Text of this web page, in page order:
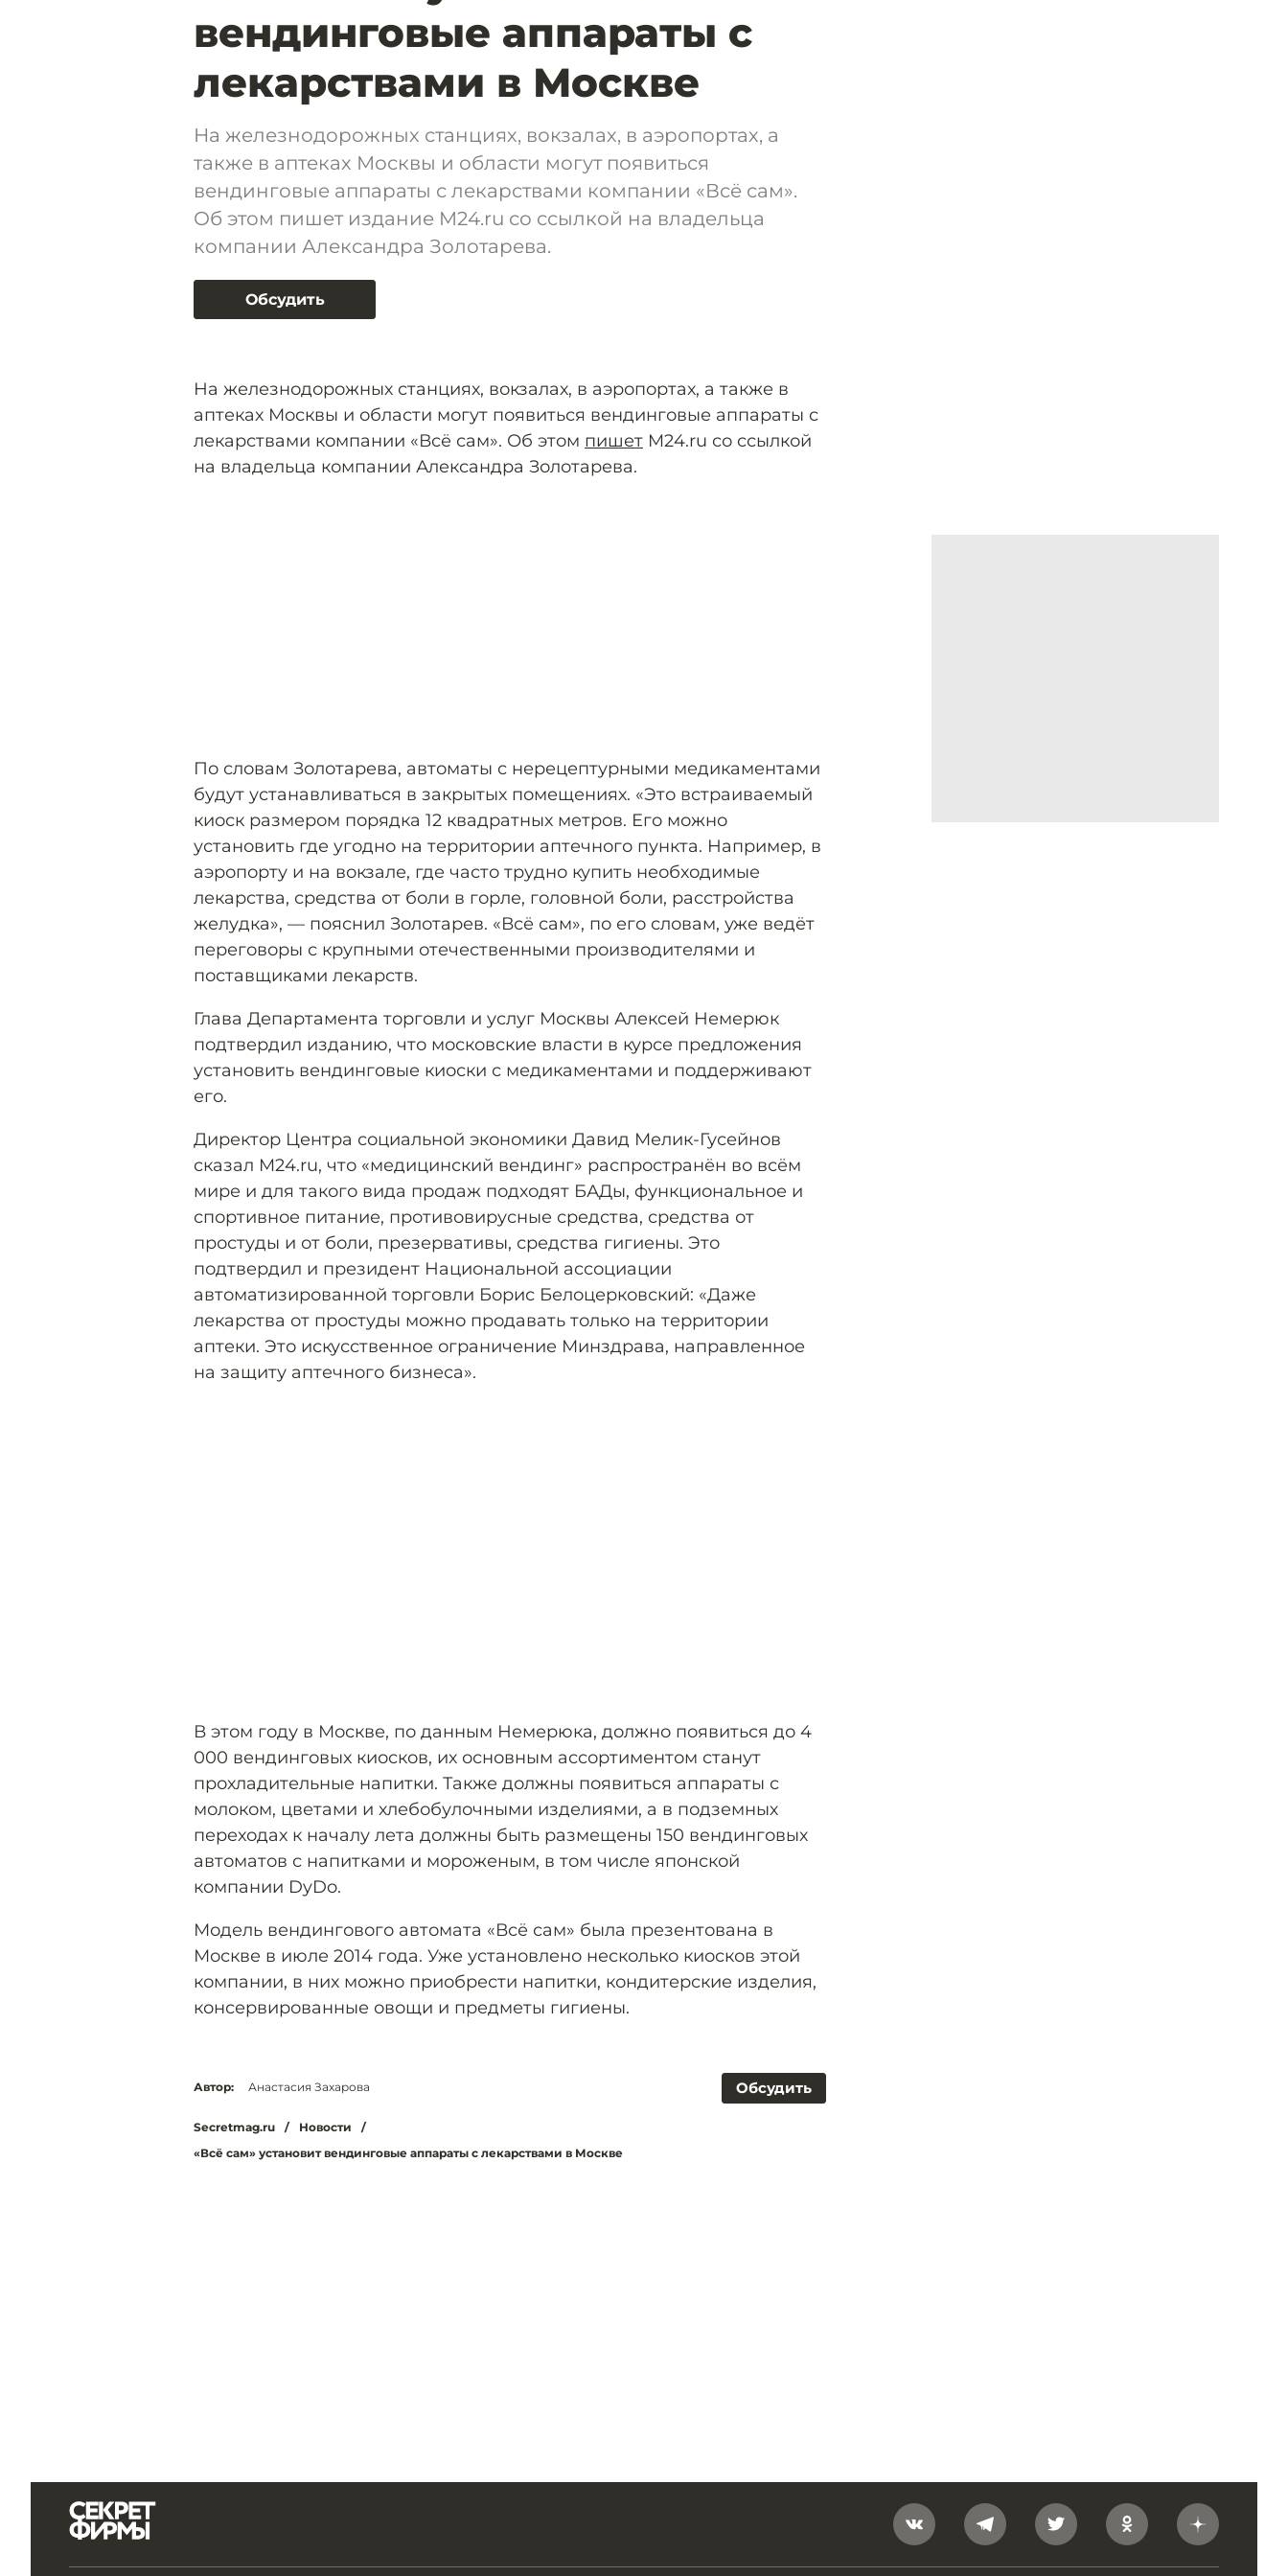
вендинговые аппараты с
лекарствами в Москве
На железнодорожных станциях, вокзалах, в аэропортах, а
также в аптеках Москвы и области могут появиться
вендинговые аппараты с лекарствами компании «Всё сам».
Об этом пишет издание M24.ru со ссылкой на владельца
компании Александра Золотарева.
Обсудить
На железнодорожных станциях, вокзалах, в аэропортах, а также в
аптеках Москвы и области могут появиться вендинговые аппараты с
лекарствами компании «Всё сам». Об этом пишет M24.ru со ссылкой
на владельца компании Александра Золотарева.
По словам Золотарева, автоматы с нерецептурными медикаментами
будут устанавливаться в закрытых помещениях. «Это встраиваемый
киоск размером порядка 12 квадратных метров. Его можно
установить где угодно на территории аптечного пункта. Например, в
аэропорту и на вокзале, где часто трудно купить необходимые
лекарства, средства от боли в горле, головной боли, расстройства
желудка», — пояснил Золотарев. «Всё сам», по его словам, уже ведёт
переговоры с крупными отечественными производителями и
поставщиками лекарств.
Глава Департамента торговли и услуг Москвы Алексей Немерюк
подтвердил изданию, что московские власти в курсе предложения
установить вендинговые киоски с медикаментами и поддерживают
его.
Директор Центра социальной экономики Давид Мелик-Гусейнов
сказал M24.ru, что «медицинский вендинг» распространён во всём
мире и для такого вида продаж подходят БАДы, функциональное и
спортивное питание, противовирусные средства, средства от
простуды и от боли, презервативы, средства гигиены. Это
подтвердил и президент Национальной ассоциации
автоматизированной торговли Борис Белоцерковский: «Даже
лекарства от простуды можно продавать только на территории
аптеки. Это искусственное ограничение Минздрава, направленное
на защиту аптечного бизнеса».
В этом году в Москве, по данным Немерюка, должно появиться до 4
000 вендинговых киосков, их основным ассортиментом станут
прохладительные напитки. Также должны появиться аппараты с
молоком, цветами и хлебобулочными изделиями, а в подземных
переходах к началу лета должны быть размещены 150 вендинговых
автоматов с напитками и мороженым, в том числе японской
компании DyDo.
Модель вендингового автомата «Всё сам» была презентована в
Москве в июле 2014 года. Уже установлено несколько киосков этой
компании, в них можно приобрести напитки, кондитерские изделия,
консервированные овощи и предметы гигиены.
Обсудить
Автор: Анастасия Захарова
Secretmag.ru / Новости
/
«Всё сам» установит вендинговые аппараты с лекарствами в Москве